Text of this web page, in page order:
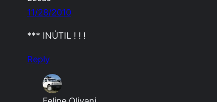
11/28/2010
*** INÚTIL ! ! !
Reply